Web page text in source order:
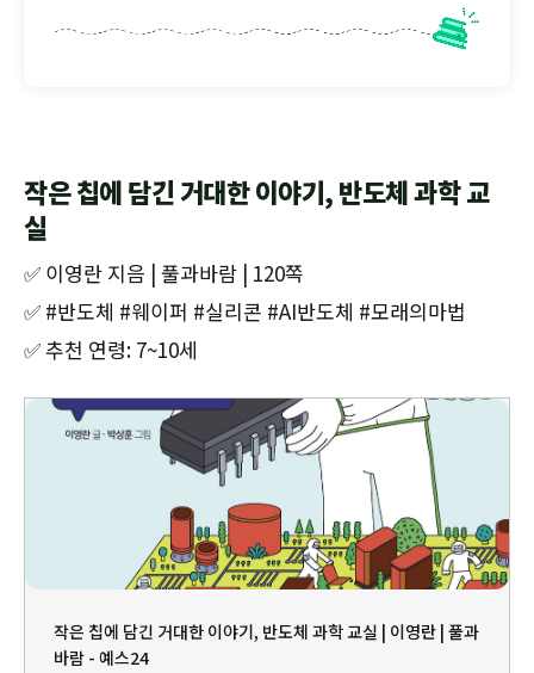
작은 칩에 담긴 거대한 이야기, 반도체 과학 교
실
✅ 이영란 지음 | 풀과바람 | 120쪽
✅ #반도체 #웨이퍼 #실리콘 #AI반도체 #모래의마법
✅ 추천 연령: 7~10세
작은 칩에 담긴 거대한 이야기, 반도체 과학 교실 | 이영란 | 풀과
바람 - 예스24